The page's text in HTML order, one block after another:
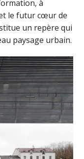
à
le futur cœur de
un repère qui
paysage urbain.